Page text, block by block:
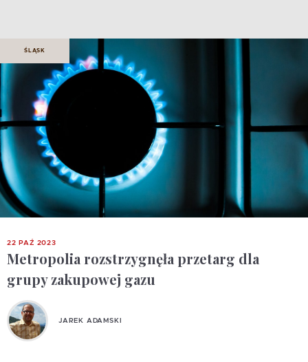
ŚLĄSK
22 PAŹ 2023
Metropolia rozstrzygnęła przetarg dla
grupy zakupowej gazu
JAREK ADAMSKI